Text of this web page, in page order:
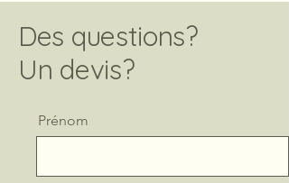
Des questions?
Un devis?
Prénom